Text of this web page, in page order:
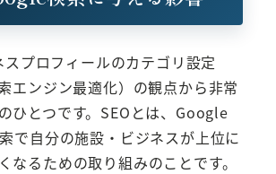
プロフィールのカテゴリ設定
エンジン最適化）の観点から非常
ひとつです。SEOとは、Google
で自分の施設・ビジネスが上位に
なるための取り組みのことです。